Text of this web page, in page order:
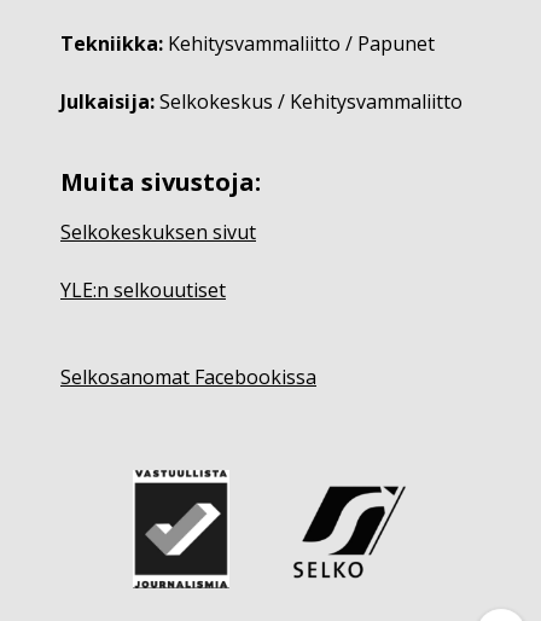
Tekniikka: Kehitysvammaliitto / Papunet
Julkaisija:Selkokeskus / Kehitysvammaliitto
Muita sivustoja:
Selkokeskuksen sivut
YLE:n selkouutiset
Selkosanomat Facebookissa